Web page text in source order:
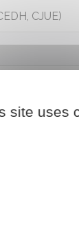
CJUE)
en France
site uses